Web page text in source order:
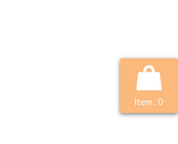
Item :0